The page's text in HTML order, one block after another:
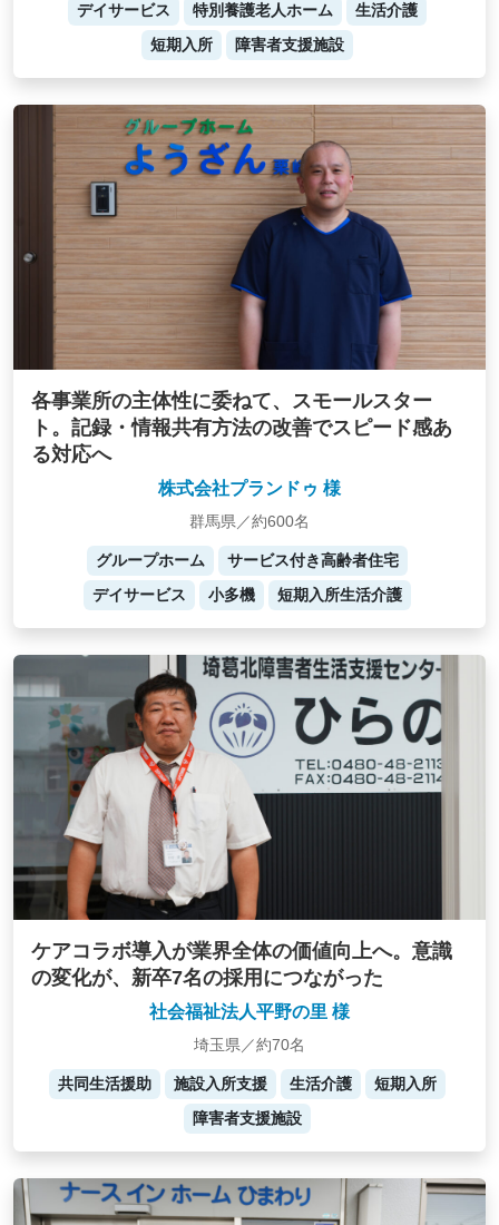
デイサービス 特別養護老人ホーム
生活介護
短期入所
障害者支援施設
各事業所の主体性に委ねて、スモールスター
ト。記録・情報共有方法の改善でスピード感あ
る対応へ
株式会社プランドゥ 様
群馬県／約600名
グループホーム
サービス付き高齢者住宅
デイサービス
小多機 短期入所生活介護
ケアコラボ導入が業界全体の価値向上へ。意識
の変化が、新卒7名の採用につながった
社会福祉法人平野の里 様
埼玉県／約70名
共同生活援助 施設入所支援 生活介護
短期入所
障害者支援施設